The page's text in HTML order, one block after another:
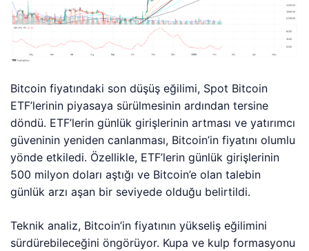
Bitcoin fiyatındaki son düşüş eğilimi, Spot Bitcoin
ETF’lerinin piyasaya sürülmesinin ardından tersine
döndü. ETF’lerin günlük girişlerinin artması ve yatırımcı
güveninin yeniden canlanması, Bitcoin’in fiyatını olumlu
yönde etkiledi. Özellikle, ETF’lerin günlük girişlerinin
500 milyon doları aştığı ve Bitcoin’e olan talebin
günlük arzı aşan bir seviyede olduğu belirtildi.
Teknik analiz, Bitcoin’in fiyatının yükseliş eğilimini
sürdürebileceğini öngörüyor. Kupa ve kulp formasyonu